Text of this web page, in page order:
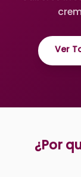
Ver
¿Por